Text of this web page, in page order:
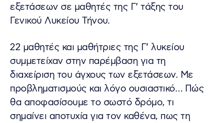
εξετάσεων σε μαθητές της Γ’ τάξης του
Γενικού Λυκείου Τήνου.
22 μαθητές και μαθήτριες της Γ’ λυκείου
συμμετείχαν στην παρέμβαση για τη
διαχείριση του άγχους των εξετάσεων. Με
προβληματισμούς και λόγο ουσιαστικό… Πώς
θα αποφασίσουμε το σωστό δρόμο, τι
σημαίνει αποτυχία για τον καθένα, πως τη